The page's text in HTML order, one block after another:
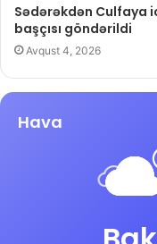
Sədərəkdən Culfaya
başçısı göndərildi
Avqust 4, 2026
Hava